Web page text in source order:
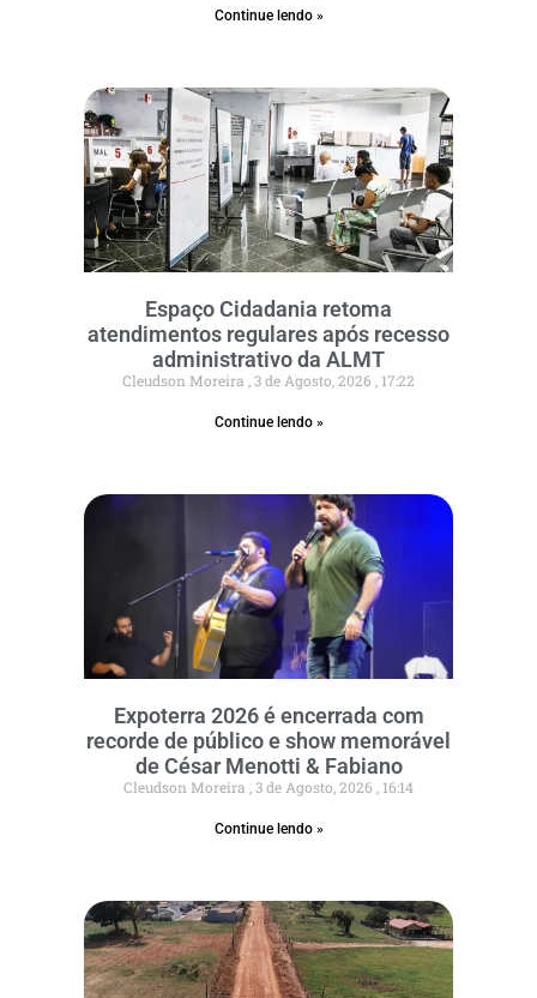
Continue lendo »
Espaço Cidadania retoma
atendimentos regulares após recesso
administrativo da ALMT
Cleudson Moreira 3 de Agosto, 2026 17:22
Continue lendo »
Expoterra 2026 é encerrada com
recorde de público e show memorável
de César Menotti & Fabiano
Cleudson Moreira 3 de Agosto, 2026 16:14
Continue lendo »